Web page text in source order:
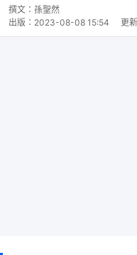
撰文： 孫聖然
出版： 2023-08-08 15:54 更新